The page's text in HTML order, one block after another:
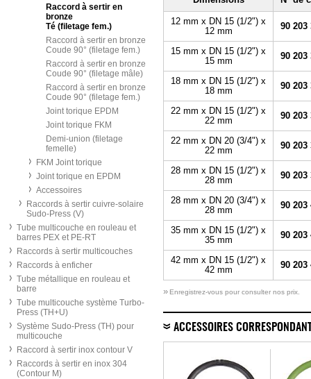
Raccord à sertir en
bronze
Té (filetage fem.)
Raccord à sertir en bronze
Coude 90° (filetage fem.)
Raccord à sertir en bronze
Coude 90° (filetage mâle)
Raccord à sertir en bronze
Coude 90° (filetage fem.)
Joint torique EPDM
Joint torique FKM
Demi-union (filetage
femelle)
FKM Joint torique
Joint torique en EPDM
Accessoires
Raccords à sertir cuivre-solaire
Sudo-Press (V)
Tube multicouche en rouleau et
barres PEX et PE-RT
Raccords à sertir multicouches
Raccords à enficher
Tube métallique en rouleau et
barre
Tube multicouche système Turbo-
Press (TH+U)
Système Sudo-Press (TH) pour
multicouche
Raccord à sertir inox contour V
Raccords à sertir en inox 304
(Contour M)
12 mm x DN 15 (1/2") x
12 mm
90 203
15 mm x DN 15 (1/2") x
15 mm
90 203
18 mm x DN 15 (1/2") x
18 mm
90 203
22 mm x DN 15 (1/2") x
22 mm
90 203
22 mm x DN 20 (3/4") x
22 mm
90 203
28 mm x DN 15 (1/2") x
28 mm
90 203
28 mm x DN 20 (3/4") x
28 mm
90 203
35 mm x DN 15 (1/2") x
35 mm
90 203
42 mm x DN 15 (1/2") x
42 mm
90 203
» Enregistrez-vous pour consulter nos prix.
ACCESSOIRES